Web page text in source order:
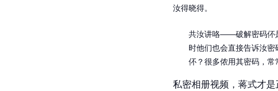
汝得晓得。
共汝讲咯——破解密码伓
时他们也会直接告诉汝
伓？很多侬用其密码，常
私密相册视频，蒋式才